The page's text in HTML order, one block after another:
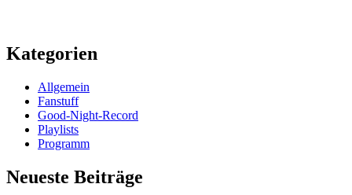
Kategorien
Allgemein
Fanstuff
Good-Night-Record
Playlists
Programm
Neueste Beiträge